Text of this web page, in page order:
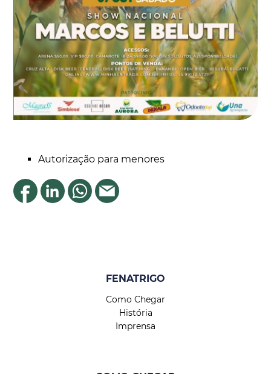
Autorização para menores
FENATRIGO
Como Chegar
História
Imprensa